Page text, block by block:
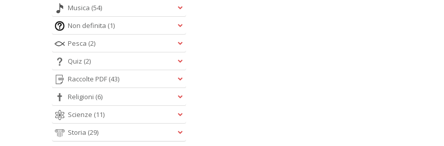
Musica (54)
Non definita (1)
Pesca (2)
Quiz (2)
Raccolte PDF (43)
Religioni (6)
Scienze (11)
Storia (29)